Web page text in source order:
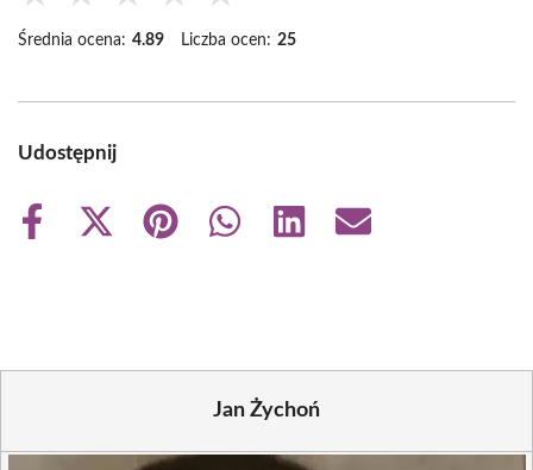
Średnia ocena: 4.89 Liczba ocen: 25
Udostępnij
Share
Share
Share
Share
Share
Share
Jan Żychoń